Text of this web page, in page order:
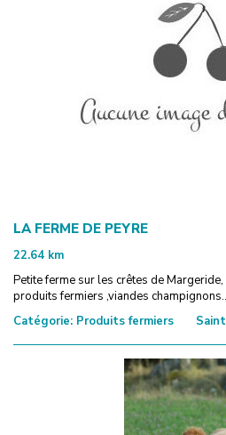
LA FERME DE PEYRE
22.64 km
Petite ferme sur les crêtes de
produits fermiers ,viandes
Catégorie: Produits fermiers